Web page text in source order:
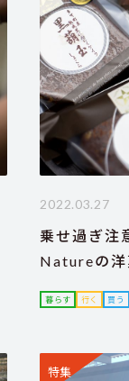
2022.03.27
乗せ過ぎ注
Natureの洋
暮らす 行く 買う
特集